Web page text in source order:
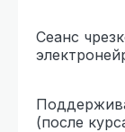
Сеанс
(после